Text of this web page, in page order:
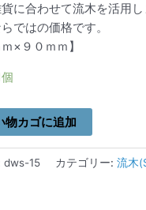
に合わせて流木を活用し
ではの価格です。
×９０ｍｍ】
物カゴに追加
dws-15 カテゴリー: 流木